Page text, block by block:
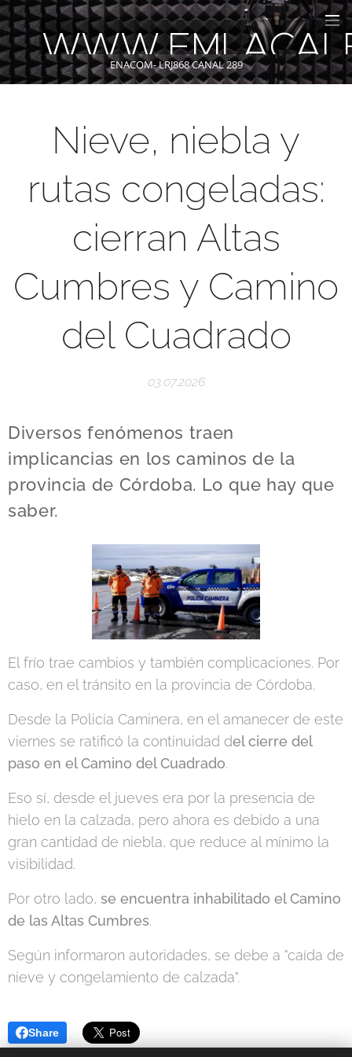
ENACOM- LRJ868 CANAL 289
Nieve, niebla y
rutas congeladas:
cierran Altas
Cumbres y Camino
del Cuadrado
03.07.2026
Diversos fenómenos traen
implicancias en los caminos de la
provincia de Córdoba. Lo que hay que
saber.
El frío trae cambios y también complicaciones. Por
caso, en el tránsito en la provincia de Córdoba.
Desde la Policía Caminera, en el amanecer de este
viernes se ratificó la continuidad del cierre del
paso en el Camino del Cuadrado.
Eso sí, desde el jueves era por la presencia de
hielo en la calzada, pero ahora es debido a una
gran cantidad de niebla, que reduce al mínimo la
visibilidad.
Por otro lado, se encuentra inhabilitado el Camino
de las Altas Cumbres.
Según informaron autoridades, se debe a "caída de
nieve y congelamiento de calzada".
Share